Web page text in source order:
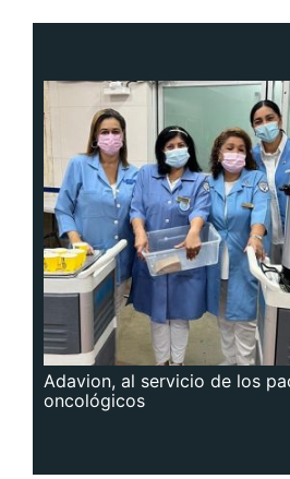
Adavion, al servicio de los
oncológicos